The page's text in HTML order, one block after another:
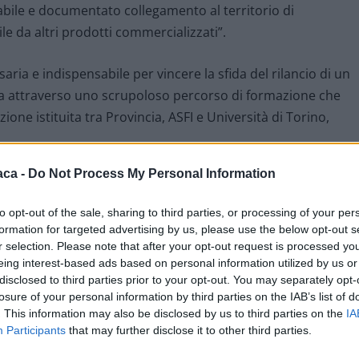
- Do Not Process My Personal Information
opt-out of the sale, sharing to third parties, or processing of your
for targeted advertising by us, please use the below opt-out
selection. Please note that after your opt-out request is processed
interest-based ads based on personal information utilized by us
to third parties prior to your opt-out. You may separately
of your personal information by third parties on the IAB’s list of
This information may also be disclosed by us to third parties on the
Participants that may further disclose it to other third parties.
e documentato collegamento al territorio di
da altri prodotti commercializzati”.
e indispensabile per vincere la sfida del rilancio di un
uno scrupoloso percorso di formazione che
istituita tra Provincia, ASFI e Università di Torino,
Alvino, l’associazione dei vignaioli della provincia di
Cantine.
occasioni, qual è quello di San Baudolino, di avvicinarsi
per conoscerli, apprezzarli e, se vorranno, acquistarli.